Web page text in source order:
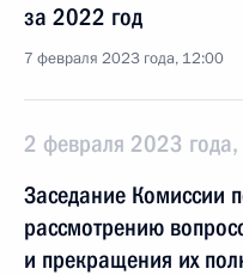
за 2022 год
7 февраля 2023 года, 12:00
2 февраля 2023 года,
Заседание Комиссии
рассмотрению
и прекращения их